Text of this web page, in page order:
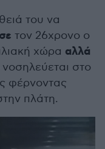
του να
τον 26χρονο ο
χώρα αλλά
νοσηλεύεται στο
φέρνοντας
πλάτη.